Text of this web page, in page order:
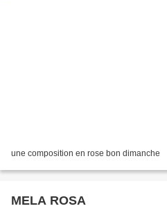
une composition en rose bon dimanche
MELA ROSA